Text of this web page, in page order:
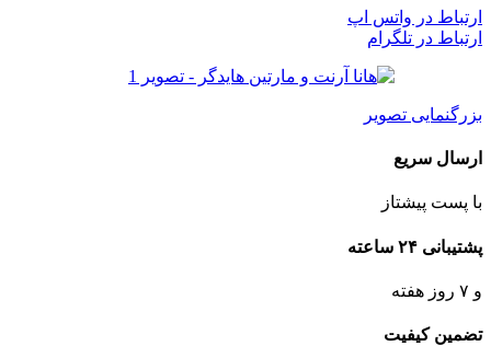
ارتباط در واتس اپ
ارتباط در تلگرام
بزرگنمایی تصویر
ارسال سریع
با پست پیشتاز
پشتیبانی ۲۴ ساعته
و ۷ روز هفته
تضمین کیفیت